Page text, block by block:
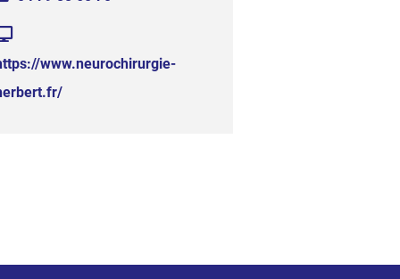
www.neurochirurgie-